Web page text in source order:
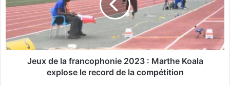
d
e
l
a
f
Jeux de la francophonie 2023 : Marthe Koala
explose le record de la compétition